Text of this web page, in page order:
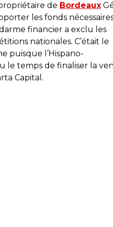
de Bordeaux
les fonds
financier a exclu les
nationales. C’était le
puisque l’Hispano-
le temps de finaliser la
Capital.